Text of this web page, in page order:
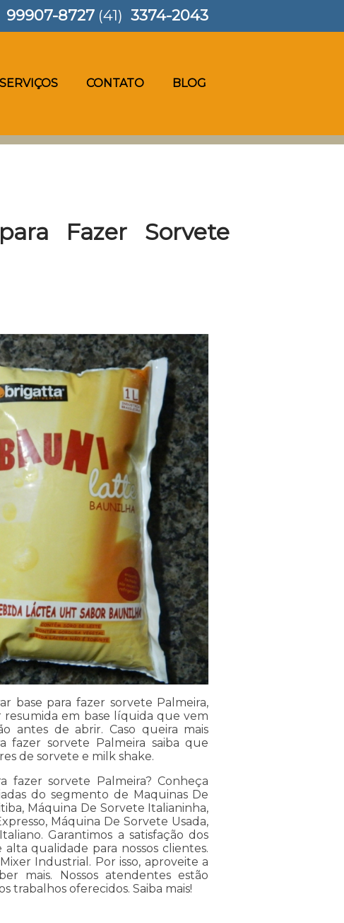
SERVIÇOS CONTATO BLOG
99907-8727 (41) 3374-2043
Fazer Sorvete
base para fazer sorvete Palmeira,
em base líquida que vem
antes de abrir. Caso queira mais
fazer sorvete Palmeira saiba que
de sorvete e milk shake.
fazer sorvete Palmeira? Conheça
do segmento de Maquinas De
Máquina De Sorvete Italianinha,
Máquina De Sorvete Usada,
Garantimos a satisfação dos
qualidade para nossos clientes.
Industrial. Por isso, aproveite a
mais. Nossos atendentes estão
trabalhos oferecidos. Saiba mais!